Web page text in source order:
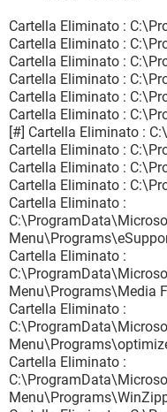
Cartella Eliminato :
Cartella Eliminato :
Cartella Eliminato :
Cartella Eliminato :
Cartella Eliminato :
Cartella Eliminato :
[#] Cartella Eliminato :
Cartella Eliminato :
Cartella Eliminato :
Cartella Eliminato :
Cartella Eliminato :
Cartella Eliminato :
Menu\Programs\Media
Cartella Eliminato :
Cartella Eliminato :